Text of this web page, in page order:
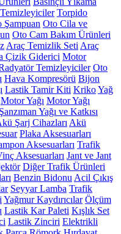
Temizleyiciler Torpido
Şampuan Oto Cila ve
Oto Cam Bakım Ürünleri
Araç Temizlik Seti Araç
Çizik Giderici Motor
Temizleyiciler Oto
Hava Kompresörü Bijon
Lastik Tamir Kiti KrikoYağ
Motor Yağı Motor Yağı
Şanzıman Yağı ve Katkısı
Şarj Cihazları Akü
Plaka Aksesuarları
Aksesuarları Trafik
Aksesuarları Jant ve Jant
Diğer Trafik Ürünleri
Benzin Bidonu Acil Çıkış
Seyyar Lamba Trafik
Yağmur Kaydırıcılar Ölçüm
Lastik Kar Paleti Kışlık Set
Lastik Zinciri Elektrikli